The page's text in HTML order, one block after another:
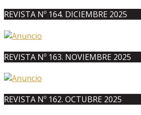
REVISTA Nº 164. DICIEMBRE 2025
REVISTA Nº 163. NOVIEMBRE 2025
REVISTA Nº 162. OCTUBRE 2025